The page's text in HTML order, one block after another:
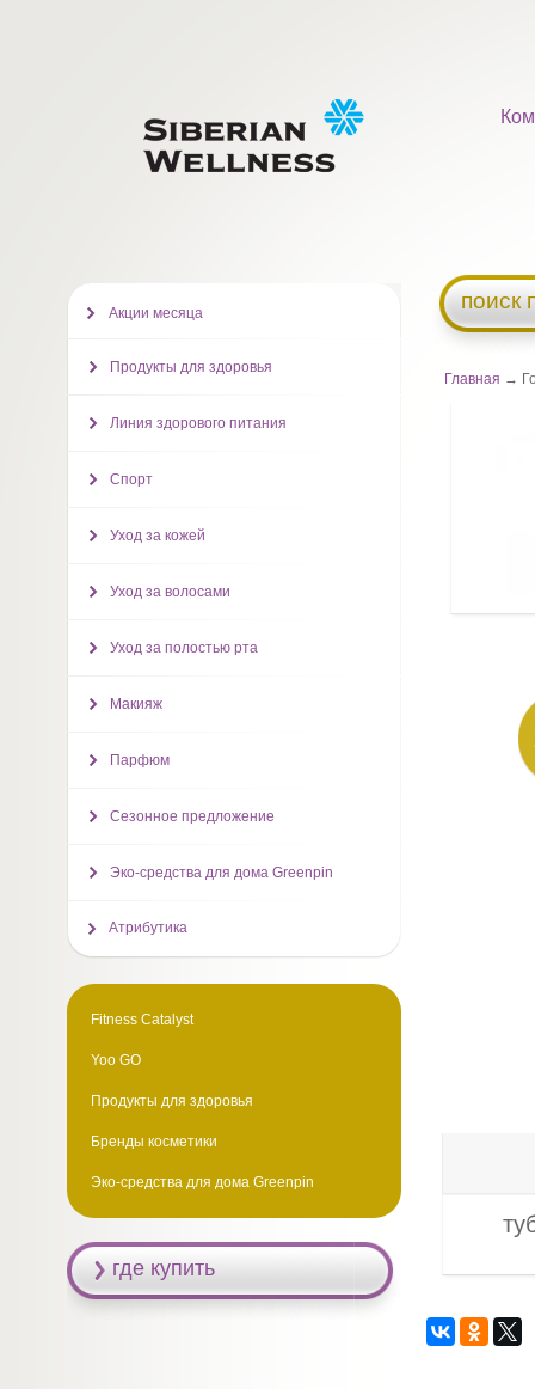
поиск
Главная →
зимолюбки, флавоноиды.
polyisobutene,
Акции месяца
Продукты для здоровья
Линия здорового питания
Спорт
Уход за кожей
Уход за волосами
Уход за полостью рта
Макияж
Парфюм
Сезонное предложение
Эко-средства для дома Greenpin
Атрибутика
Fitness Catalyst
Yoo GO
Продукты для здоровья
Бренды косметики
Эко-средства для дома Greenpin
где купить